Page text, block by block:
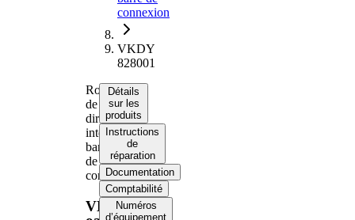
connexion
VKDY
828001
Rotule
de
direction
intérieure,
barre
de
connexion
VKDY
Détails
sur les
produits
Instructions
de
réparation
Documentation
Comptabilité
Numéros
d’équipement